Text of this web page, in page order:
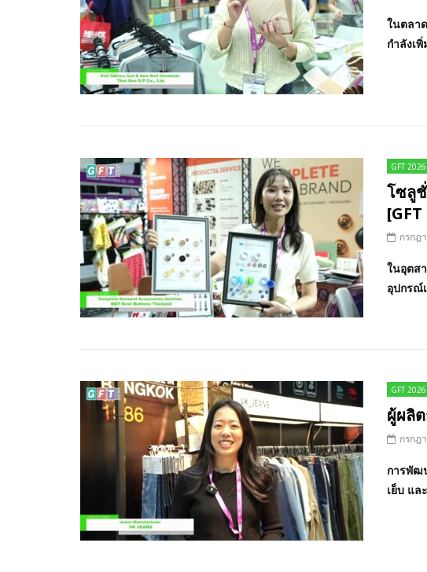
ในตลา
กำลังเ
GFT 2026
โซลู
กรกฎ
ในอุตส
อุปกรณ์
GFT 2026
ผู้ผลิต
กรกฎ
การพัฒ
เย็บ แล